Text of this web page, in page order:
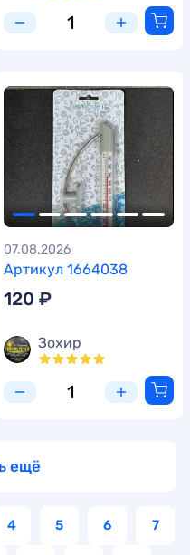
Артикул 1664038
07.08.2026
120 ₽
Зохир
ещё
4 5 6 7